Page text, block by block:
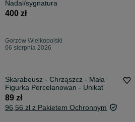
Nadal/sygnatura
400 zł
Gorzów Wielkopolski
06 sierpnia 2026
Skarabeusz - Chrząszcz - Mała
Figurka Porcelanowan - Unikat
89 zł
96,56 zł z Pakietem Ochronnym